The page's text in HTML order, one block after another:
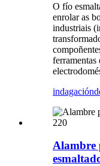
O fío
enrolar as
industriais
ferramentas
indagación
Alambre